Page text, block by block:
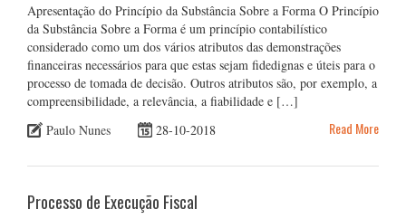
Apresentação do Princípio da Substância Sobre a Forma O Princípio
da Substância Sobre a Forma é um princípio contabilístico
considerado como um dos vários atributos das demonstrações
financeiras necessários para que estas sejam fidedignas e úteis para o
processo de tomada de decisão. Outros atributos são, por exemplo, a
compreensibilidade, a relevância, a fiabilidade e […]
Paulo Nunes
28-10-2018 Read More
Processo de Execução Fiscal